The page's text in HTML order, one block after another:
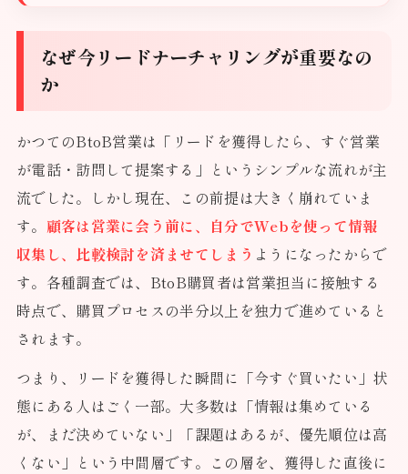
なぜ今リードナーチャリングが重要なの
か
かつてのBtoB営業は「リードを獲得したら、すぐ営業
が電話・訪問して提案する」というシンプルな流れが主
流でした。しかし現在、この前提は大きく崩れていま
す。 顧客は営業に会う前に、自分でWebを使って情報
収集し、比較検討を済ませてしまう ようになったからで
す。各種調査では、BtoB購買者は営業担当に接触する
時点で、購買プロセスの半分以上を独力で進めていると
されます。
つまり、リードを獲得した瞬間に「今すぐ買いたい」状
態にある人はごく一部。大多数は「情報は集めている
が、まだ決めていない」「課題はあるが、優先順位は高
くない」という中間層です。この層を、獲得した直後に